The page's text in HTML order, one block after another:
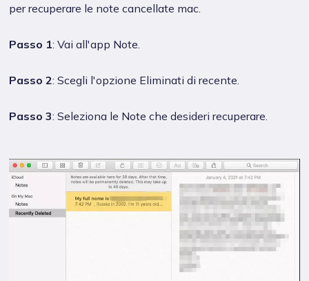
per recuperare le note cancellate mac.
Passo 1: Vai all'app Note.
Passo 2: Scegli l'opzione Eliminati di recente.
Passo 3: Seleziona le Note che desideri recuperare.